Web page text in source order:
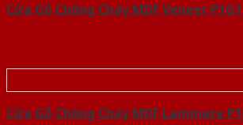
Cửa Gỗ Chống Cháy MDF Veneer
Cửa Gỗ Chống Cháy MDF Laminate